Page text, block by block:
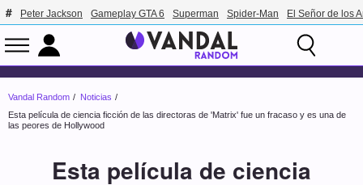
Peter Jackson Gameplay GTA 6 Superman Spider-Man El Señor de los
Vandal Random
Noticias
Esta película de ciencia ficción de las directoras de 'Matrix' fue un fracaso y es una de
las peores de Hollywood
Esta película de ciencia